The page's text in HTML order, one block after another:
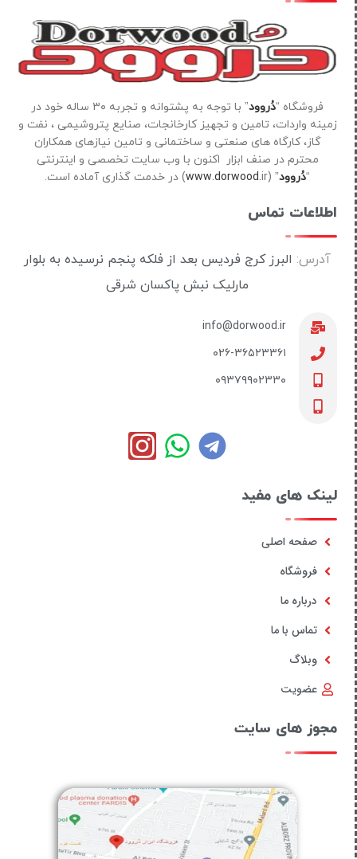
فروشگاه “دُروود
” با توجه به پشتوانه و تجربه ۳۰ ساله خود در
زمینه واردات، تامین و تجهیز کارخانجات، صنایع پتروشیمی ، نفت و
گاز، کارگاه های صنعتی و ساختمانی و تامین نیازهای همکاران
محترم در صنف ابزار اکنون با وب سایت تخصصی و اینترنتی
“دُروود” (
www.dorwood.ir) در خدمت گذاری آماده است.
اطلاعات تماس
آدرس: البرز کرج فردیس بعد از فلکه پنجم نرسیده به بلوار
مارلیک نبش پاکسان شرقی
info@dorwood.ir
۰۲۶-۳۶۵۲۳۳۶۱
۰۹۳۷۹۹۰۲۳۳۰
لینک های مفید
صفحه اصلی
فروشگاه
درباره ما
تماس با ما
وبلاگ
عضویت
مجوز های سایت